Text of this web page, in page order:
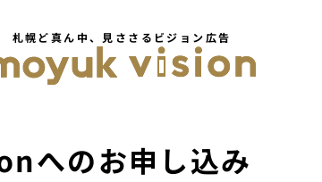
札幌ど真ん中、 見ささる ビジョン広告
へのお申し込み